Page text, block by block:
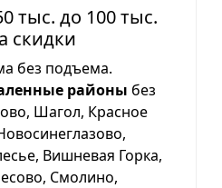
тыс. до 100 тыс.
скидки
без подъема.
районы без
Шагол, Красное
Вишневая Горка,
Смолино,